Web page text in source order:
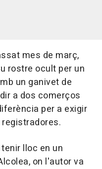
mes de març,
rostre ocult per un
un ganivet de
a dos comerços
per a exigir
lloc en un
on l'autor va